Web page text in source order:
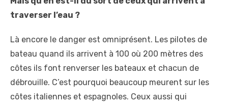
traverser l’eau ?
Là encore le danger est omniprésent. Les pilotes de
bateau quand ils arrivent à 100 où 200 mètres des
côtes ils font renverser les bateaux et chacun de
débrouille. C’est pourquoi beaucoup meurent sur les
côtes italiennes et espagnoles. Ceux aussi qui